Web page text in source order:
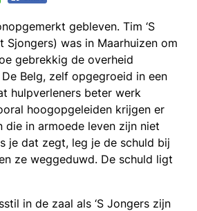
gebleven. Tim ‘S
Sjongers) was in Maarhuizen om
gebrekkig de overheid
Belg, zelf opgegroeid in een
hulpverleners beter werk
hoogopgeleiden krijgen er
die in armoede leven zijn niet
je dat zegt, leg je de schuld bij
ze weggeduwd. De schuld ligt
in de zaal als ‘S Jongers zijn